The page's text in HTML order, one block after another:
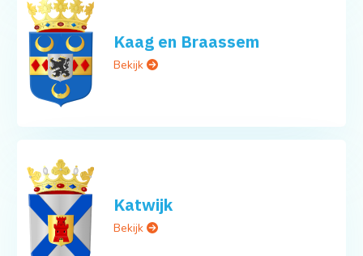
Kaag en Braassem
Bekijk
Katwijk
Bekijk